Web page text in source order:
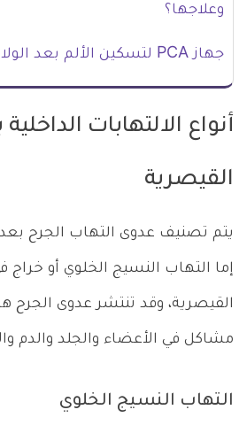
وعلاجها؟
جهاز PCA لتسكين الألم بعد الولادة وآلام أخرى
أنواع الالتهابات
القيصرية
يتم تصنيف عدوى التهاب الجرح
إما التهاب النسيج الخلوي أو
القيصرية، وقد تنتشر عدوى الجرح
مشاكل في الأعضاء والجلد والدم
التهاب النسيج الخلوي